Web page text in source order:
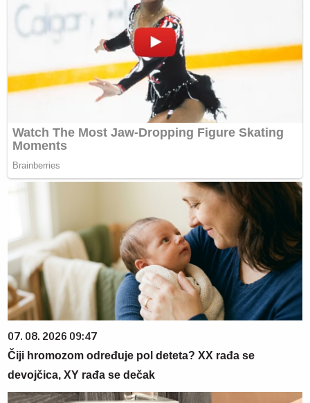
07. 08. 2026 09:47
Čiji hromozom određuje pol deteta? XX rađa se
devojčica, XY rađa se dečak